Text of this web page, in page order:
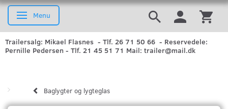
Skifte navigation
Menu
Trailersalg: Mikael Flasnes - Tlf. 26 71 50 66 - Reservedele:
Pernille Pedersen - Tlf. 21 45 51 71 Mail: trailer@mail.dk
Baglygter og lygteglas